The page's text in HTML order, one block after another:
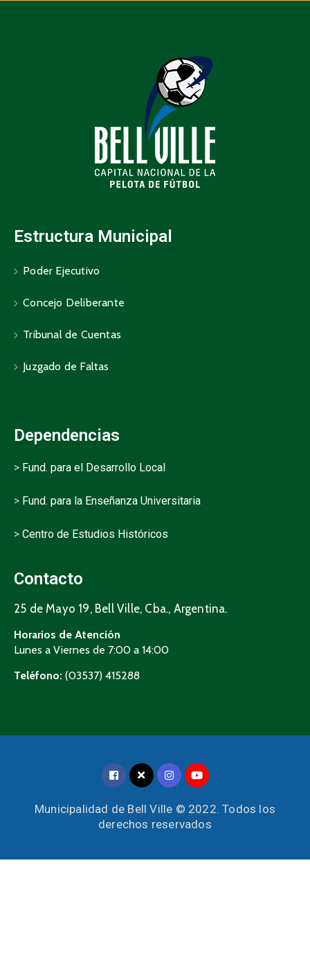
Estructura Municipal
Poder Ejecutivo
Concejo Deliberante
Tribunal de Cuentas
Juzgado de Faltas
Dependencias
> Fund. para el Desarrollo Local
> Fund. para la Enseñanza Universitaria
> Centro de Estudios Históricos
Contacto
25 de Mayo 19, Bell Ville, Cba., Argentina.
Horarios de Atención
Lunes a Viernes de 7:00 a 14:00
Teléfono: (03537) 415288
Municipalidad de Bell Ville © 2022. Todos los
derechos reservados